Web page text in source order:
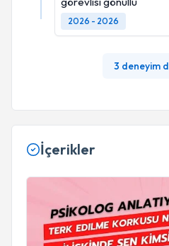
2026 - 2026
3 deneyim
İçerikler
Terk Edilme Korkusu ile